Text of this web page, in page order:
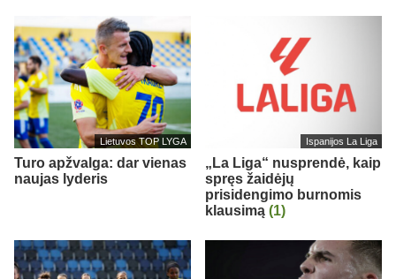
Lietuvos TOP LYGA
Turo apžvalga: dar vienas
naujas lyderis
Ispanijos La Liga
„La Liga“ nusprendė, kaip
spręs žaidėjų
prisidengimo burnomis
klausimą (1)